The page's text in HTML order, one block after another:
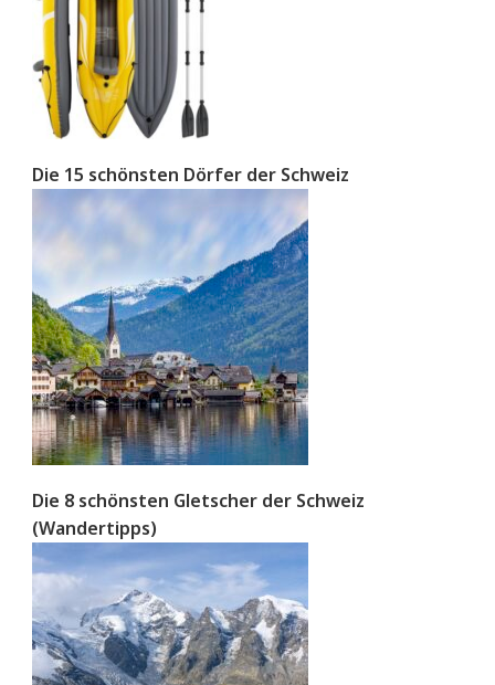
Die 15 schönsten Dörfer der Schweiz
Die 8 schönsten Gletscher der Schweiz
(Wandertipps)